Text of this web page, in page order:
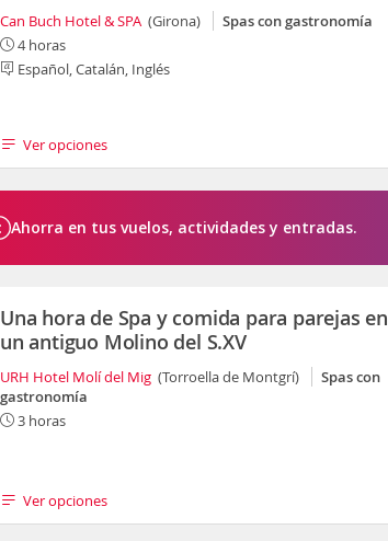
Can Buch Hotel & SPA (Girona)
Spas con gastronomía
4 horas
Español, Catalán, Inglés
Ver opciones
Ahorra en tus vuelos, actividades y entradas.
Una hora de Spa y comida para parejas en
un antiguo Molino del S.XV
URH Hotel Molí del Mig (Torroella de Montgrí)
Spas con
gastronomía
3 horas
Ver opciones